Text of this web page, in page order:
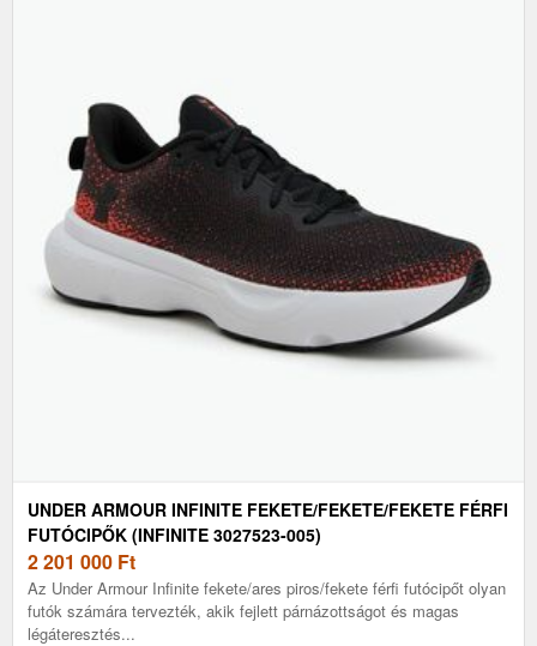
UNDER ARMOUR INFINITE FEKETE/FEKETE/FEKETE FÉRFI
FUTÓCIPŐK (INFINITE 3027523-005)
2 201 000 Ft
Az Under Armour Infinite fekete/ares piros/fekete férfi futócipőt olyan
futók számára tervezték, akik fejlett párnázottságot és magas
légáteresztés...